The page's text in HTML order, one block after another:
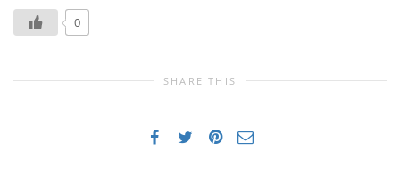
0
SHARE THIS